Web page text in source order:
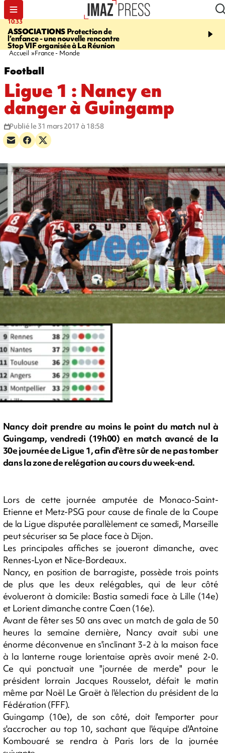
10:33
ASSOCIATIONSProtection de
l’enfance - une nouvelle rencontre
Stop VIF organisée à La Réunion
15:03
Vaste feu
l'ouest du pays, 20.000
Accueil France - Monde
Football
Ligue 1 : Nancy en
danger à Guingamp
Publié le 31 mars 2017 à 18:58
Nancy doit prendre au moins le point du match nul à
Guingamp, vendredi (19h00) en match avancé de la
30e journée de Ligue 1, afin d'être sûr de ne pas tomber
dans la zone de relégation au cours du week-end.
Lors de cette journée amputée de Monaco-Saint-
Etienne et Metz-PSG pour cause de finale de la Coupe
de la Ligue disputée parallèlement ce samedi, Marseille
peut sécuriser sa 5e place face à Dijon.
Les principales affiches se joueront dimanche, avec
Rennes-Lyon et Nice-Bordeaux.
Nancy, en position de barragiste, possède trois points
de plus que les deux relégables, qui de leur côté
évolueront à domicile: Bastia samedi face à Lille (14e)
et Lorient dimanche contre Caen (16e).
Avant de fêter ses 50 ans avec un match de gala de 50
heures la semaine dernière, Nancy avait subi une
énorme déconvenue en s'inclinant 3-2 à la maison face
à la lanterne rouge lorientaise après avoir mené 2-0.
Ce qui ponctuait une "journée de merde" pour le
président lorrain Jacques Rousselot, défait le matin
même par Noël Le Graët à l'élection du président de la
Fédération (FFF).
Guingamp (10e), de son côté, doit l'emporter pour
s'accrocher au top 10, sachant que l'équipe d'Antoine
Kombouaré se rendra à Paris lors de la journée